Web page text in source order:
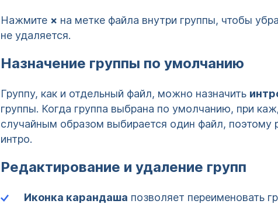
Нажмите × на метке файла внутри группы, чтобы
не удаляется.
Назначение группы по умолчанию
Группу, как и отдельный файл, можно назначить
группы. Когда группа выбрана по умолчанию, при
случайным образом выбирается один файл,
интро.
Редактирование и удаление групп
Иконка карандаша позволяет переименовать